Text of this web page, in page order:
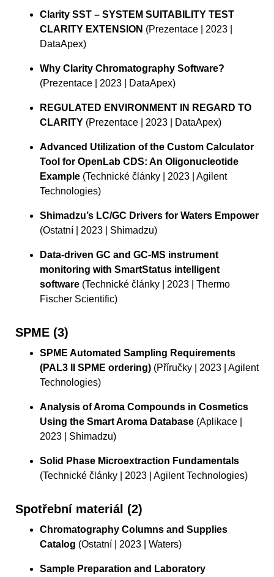
Clarity SST – SYSTEM SUITABILITY TEST
CLARITY EXTENSION (Prezentace | 2023 |
DataApex)
Why Clarity Chromatography Software?
(Prezentace | 2023 | DataApex)
REGULATED ENVIRONMENT IN REGARD TO
CLARITY (Prezentace | 2023 | DataApex)
Advanced Utilization of the Custom Calculator
Tool for OpenLab CDS: An Oligonucleotide
Example (Technické články | 2023 | Agilent
Technologies)
Shimadzu’s LC/GC Drivers for Waters Empower
(Ostatní | 2023 | Shimadzu)
Data-driven GC and GC-MS instrument
monitoring with SmartStatus intelligent
software (Technické články | 2023 | Thermo
Fischer Scientific)
SPME (3)
SPME Automated Sampling Requirements
(PAL3 II SPME ordering) (Příručky | 2023 | Agilent
Technologies)
Analysis of Aroma Compounds in Cosmetics
Using the Smart Aroma Database (Aplikace |
2023 | Shimadzu)
Solid Phase Microextraction Fundamentals
(Technické články | 2023 | Agilent Technologies)
Spotřební materiál (2)
Chromatography Columns and Supplies
Catalog (Ostatní | 2023 | Waters)
Sample Preparation and Laboratory